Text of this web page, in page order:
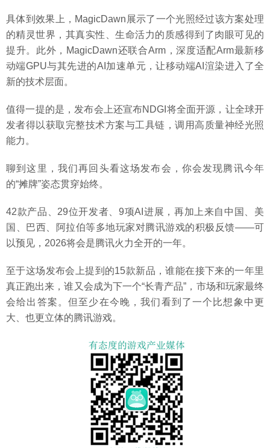
具体到效果上，MagicDawn展示了一个光照经过该方案处理
的精灵世界，其真实性、生命活力的质感得到了肉眼可见的
提升。此外，MagicDawn还联合Arm，深度适配Arm最新移
动端GPU与其先进的AI加速单元，让移动端AI渲染进入了全
新的技术层面。
值得一提的是，发布会上还宣布NDGI将全面开源，让全球开
发者得以获取完整技术方案与工具链，调用高质量神经光照
能力。
聊到这里，我们再回头看这场发布会，你会发现腾讯今年
的“摊牌”姿态贯穿始终。
42款产品、29位开发者、9项AI进展，再加上来自中国、美
国、巴西、阿拉伯等多地玩家对腾讯游戏的积极反馈——可
以预见，2026将会是腾讯火力全开的一年。
至于这场发布会上提到的15款新品，谁能在接下来的一年里
真正跑出来，谁又会成为下一个“长青产品”，市场和玩家最终
会给出答案。但至少在今晚，我们看到了一个比想象中更
大、也更立体的腾讯游戏。